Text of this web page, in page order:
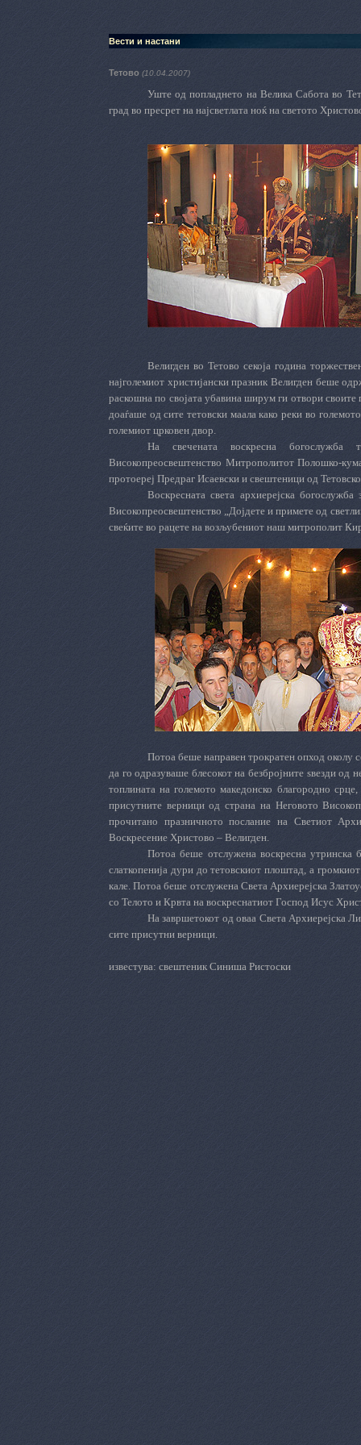
Вести и настани
Тетово (10.04.2007)
Уште од попладнето на Велика Сабота во
град во пресрет на најсветлата ноќ на светото
Велигден во Тетово секоја година
најголемиот христијански празник Велигден беше
раскошна по својата убавина ширум ги отвори своите
доаѓаше од сите тетовски маала како реки во
големиот црковен двор.
На свечената воскресна богослужба
Високопреосвештенство Митрополитот Полошко-
протоереј Предраг Исаевски и свештеници од
Воскресната света архиерејска
Високопреосвештенство „Дојдете и примете од
свеќите во рацете на возљубениот наш митрополит
Потоа беше направен трократен опход околу
да го одразуваше блесокот на безбројните ѕвезди од
топлината на големото македонско благородно
присутните верници од страна на Неговото
прочитано празничното послание на Светиот
Воскресение Христово – Велигден.
Потоа беше отслужена воскресна утринска
слаткопенија дури до тетовскиот плоштад, а
кале. Потоа беше отслужена Света Архиерејска
со Телото и Крвта на воскреснатиот Господ Исус
На завршетокот од оваа Света Архиерејска
сите присутни верници.
известува: свештеник Синиша Ристоски